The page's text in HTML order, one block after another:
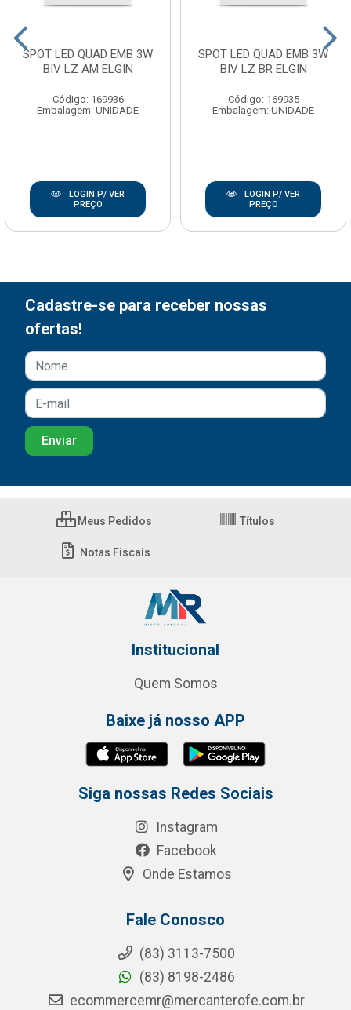
SPOT LED QUAD EMB 3W
BIV LZ AM ELGIN
Código: 169936
Embalagem: UNIDADE
LOGIN P/ VER
PREÇO
SPOT LED QUAD EMB 3W
BIV LZ BR ELGIN
Código: 169935
Embalagem: UNIDADE
LOGIN P/ VER
PREÇO
Cadastre-se para receber nossas
ofertas!
Meus Pedidos Títulos
Notas Fiscais
Institucional
Quem Somos
Baixe já nosso APP
Siga nossas Redes Sociais
Instagram
Facebook
Onde Estamos
Fale Conosco
(83) 3113-7500
(83) 8198-2486
ecommercemr@mercanterofe.com.br